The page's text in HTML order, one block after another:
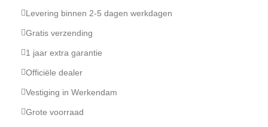
Levering binnen 2-5 dagen werkdagen
Gratis verzending
1 jaar extra garantie
Officiële dealer
Vestiging in Werkendam
Grote voorraad